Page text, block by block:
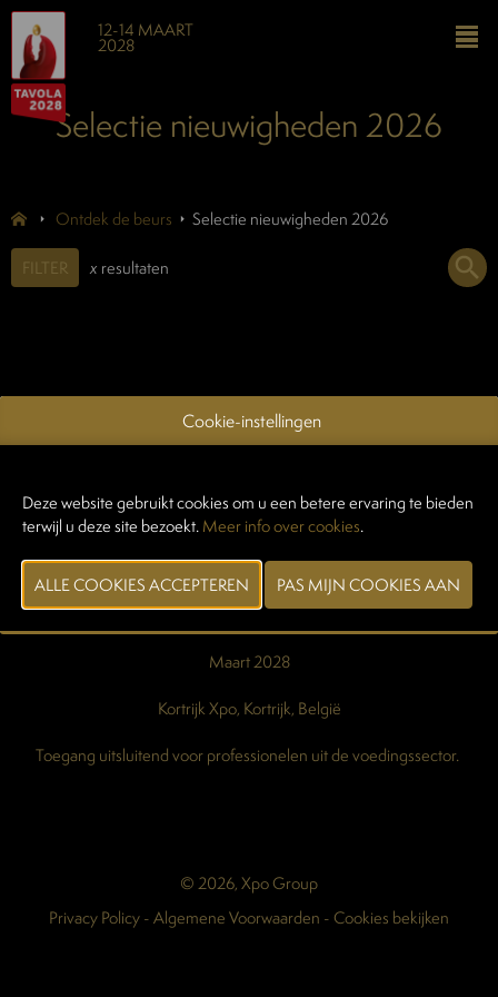
12-14 MAART
2028
Selectie nieuwigheden 2026
Ontdek de beurs Selectie nieuwigheden 2026
FILTER x resultaten
Praktische info
Contacteer ons
Login standenbouwers
Pers & Media
Maart 2028
Kortrijk Xpo, Kortrijk, België
Toegang uitsluitend voor professionelen uit de voedingssector.
© 2026, Xpo Group
Privacy Policy-Algemene Voorwaarden -Cookies bekijken
Cookie-instellingen
Deze website gebruikt cookies om u een betere ervaring te bieden
terwijl u deze site bezoekt.Meer info over cookies.